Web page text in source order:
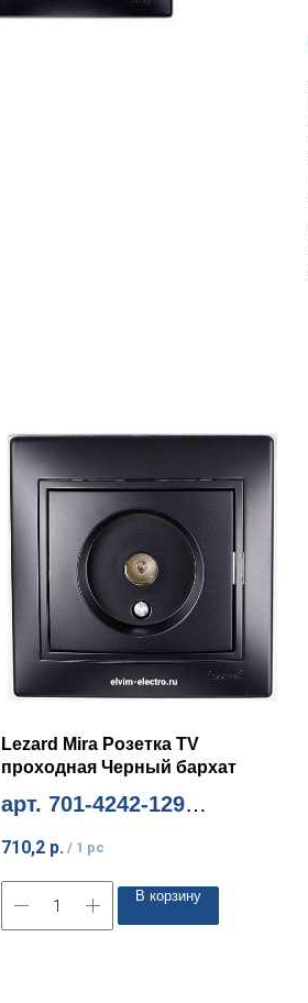
Lezard Mira Розетка TV
проходная Черный бархат
арт. 701-4242-129
Миним. количество 10шт
710,2 р. / 1 pc
В корзину